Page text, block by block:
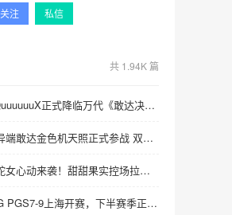
关注 私信
共 1.94K 篇
禁忌之力解封！GQuuuuuuX正式降临万代《敢达决战》！
《敢达争锋对决》异端敢达金色机天照正式参战 双形态演绎空中战技
《航海王启航》S-蛇女心动来袭！甜甜果实控场拉满，夏日盛宴开启
烽火燃申城！PUBG PGS7-9上海开赛，下半赛季正式打响！